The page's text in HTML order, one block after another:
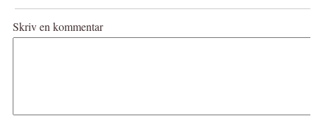
Skriv en kommentar